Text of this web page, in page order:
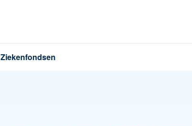
Ziekenfondsen